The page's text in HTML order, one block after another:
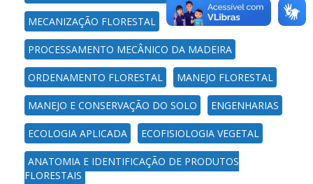
MECANIZAÇÃO FLORESTAL
PROCESSAMENTO MECÂNICO DA MADEIRA
ORDENAMENTO FLORESTAL MANEJO FLORESTAL
MANEJO E CONSERVAÇÃO DO SOLO ENGENHARIAS
ECOLOGIA APLICADA ECOFISIOLOGIA VEGETAL
ANATOMIA E IDENTIFICAÇÃO DE PRODUTOS
FLORESTAIS